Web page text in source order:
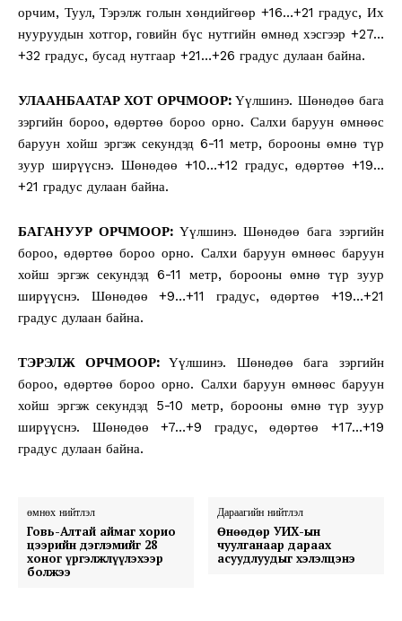
орчим, Туул, Тэрэлж голын хөндийгөөр +16…+21 градус, Их
нууруудын хотгор, говийн бүс нутгийн өмнөд хэсгээр +27…
+32 градус, бусад нутгаар +21…+26 градус дулаан байна.
УЛААНБААТАР ХОТ ОРЧМООР:Үүлшинэ. Шөнөдөө бага
зэргийн бороо, өдөртөө бороо орно. Салхи баруун өмнөөс
баруун хойш эргэж секундэд 6-11 метр, борооны өмнө түр
зуур ширүүснэ. Шөнөдөө +10…+12 градус, өдөртөө +19…
+21 градус дулаан байна.
БАГАНУУР ОРЧМООР: Үүлшинэ. Шөнөдөө бага зэргийн
бороо, өдөртөө бороо орно. Салхи баруун өмнөөс баруун
хойш эргэж секундэд 6-11 метр, борооны өмнө түр зуур
ширүүснэ. Шөнөдөө +9…+11 градус, өдөртөө +19…+21
градус дулаан байна.
ТЭРЭЛЖ ОРЧМООР:Үүлшинэ. Шөнөдөө бага зэргийн
бороо, өдөртөө бороо орно. Салхи баруун өмнөөс баруун
хойш эргэж секундэд 5-10 метр, борооны өмнө түр зуур
ширүүснэ. Шөнөдөө +7…+9 градус, өдөртөө +17…+19
градус дулаан байна.
өмнөх нийтлэл
Говь-Алтай аймаг хорио
цээрийн дэглэмийг 28
хоног үргэлжлүүлэхээр
болжээ
Дараагийн нийтлэл
Өнөөдөр УИХ-ын
чуулганаар дараах
асуудлуудыг хэлэлцэнэ